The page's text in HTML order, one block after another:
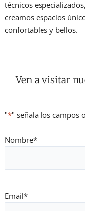
técnicos
creamos espacios
confortables y bellos.
Ven a visitar
"*" señala los campos
Nombre*
Email*